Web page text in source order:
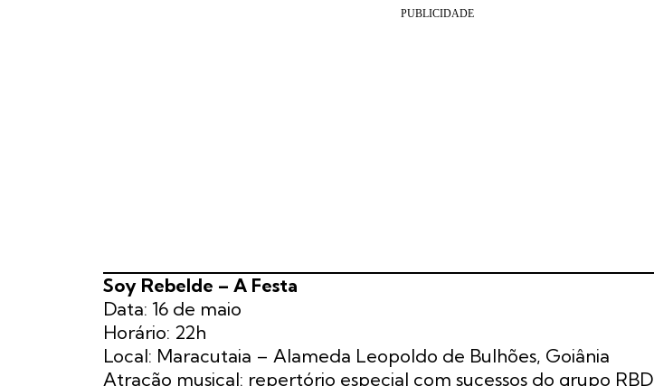
Soy Rebelde – A Festa
Data: 16 de maio
Horário: 22h
Local: Maracutaia – Alameda Leopoldo de Bulhões, Goiânia
Atração musical: repertório especial com sucessos do grupo RBD